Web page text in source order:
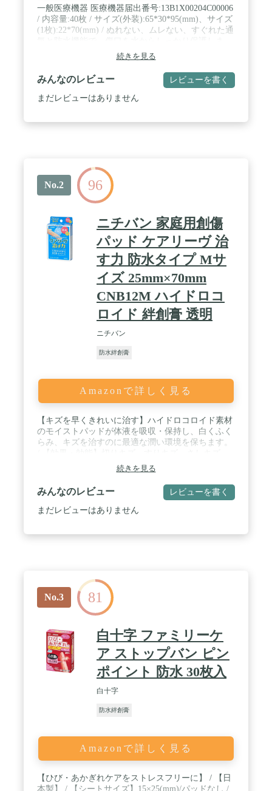
一般医療機器 医療機器届出番号:13B1X00204C00006
/ 内容量:40枚 / サイズ(外装):65*30*95(mm)、サイズ
(1枚):22*70(mm) / ぬれない、ムレない、すぐれた通
す。水の中でもはがれにくい絆創膏。40枚入。 / <
使用方法>○上手な貼り方: テープを軽く引っ張るよ
うにして貼ると、よりしっかりと肌にフィットし、
防水効果が高まります。
続きを見る
みんなのレビュー レビューを書く
まだレビューはありません
No.2 96
ニチバン 家庭用創傷
パッド ケアリーヴ 治
す力 防水タイプ Mサ
イズ 25mm×70mm
CNB12M ハイドロコ
ロイド 絆創膏 透明
ニチバン
防水絆創膏
Amazonで詳しく見る
【キズを早くきれいに治す】ハイドロコロイド素材
のモイストパッドが体液を吸収・保持し、白くふく
らみ、キズを治すのに最適な潤い環境を保ちます。
かきキズ、あかぎれ、さかむけ、靴ずれ等の創傷及
び軽度の熱傷(やけど)の「治癒の促進」、「痛みの
軽減」、「潤滑環境の維持」、「保護」 / 【防水フ
ィルムで水をシャットアウト】薄さ0.03mmの透明
な特殊加工フィルムが水を通しません。透明なので
♦医薬品区分:管理医療機器♦医療機器一般的名称:家
庭用創傷パッド♦医療機器の認証番号・届出番
号:230ADBZX00088000
続きを見る
みんなのレビュー レビューを書く
まだレビューはありません
No.3 81
白十字 ファミリーケ
ア ストップバン ピン
ポイント 防水 30枚入
白十字
防水絆創膏
Amazonで詳しく見る
【ひび・あかぎれケアをストレスフリーに】 / 【日
本製】 / 【シートサイズ】15×25(mm)/パッドなし /